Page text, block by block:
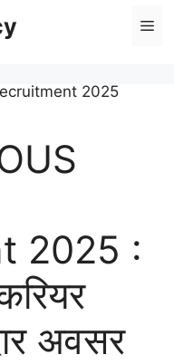
2025 :
अवसर